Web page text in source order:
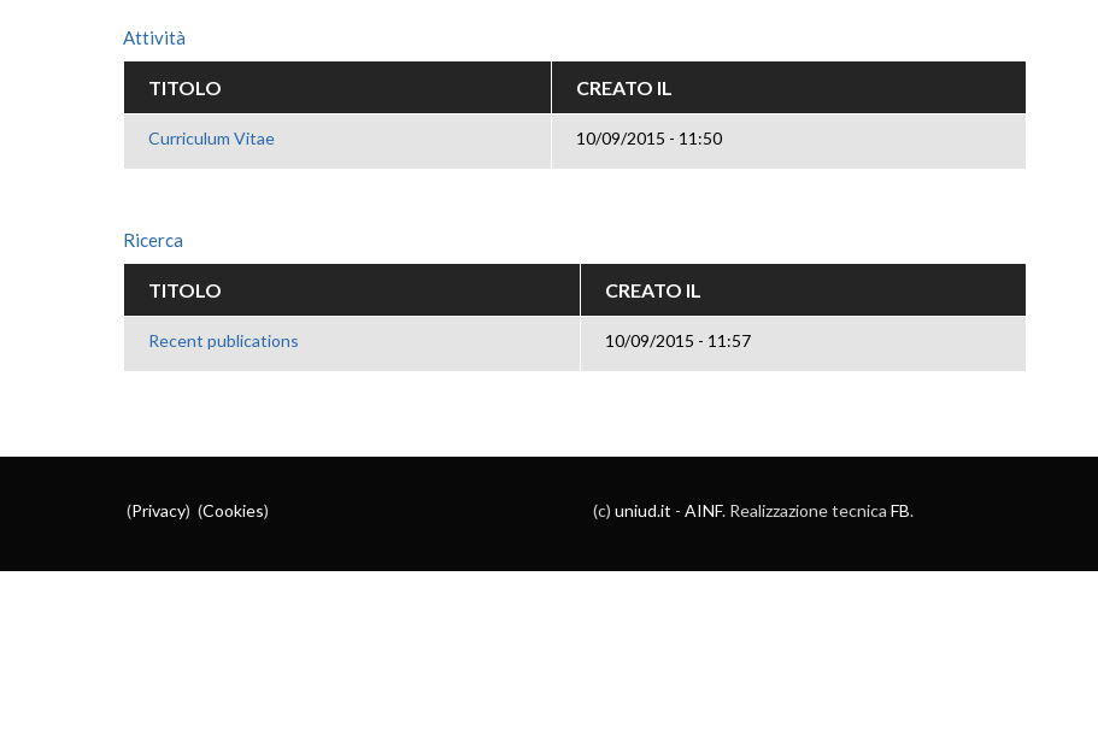
Attività
TITOLO CREATO IL
Curriculum Vitae 10/09/2015 - 11:50
Ricerca
TITOLO CREATO IL
Recent publications 10/09/2015 - 11:57
(Privacy) (Cookies) (c) uniud.it - AINF. Realizzazione tecnica FB.